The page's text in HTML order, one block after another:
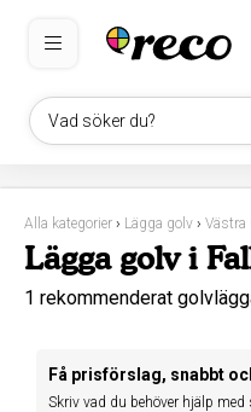
Vad söker du?
Alla kategorier › Lägga golv › Västra
Lägga golv i
1 rekommenderat
Få prisförslag, snabbt
Skriv vad du behöver hjälp